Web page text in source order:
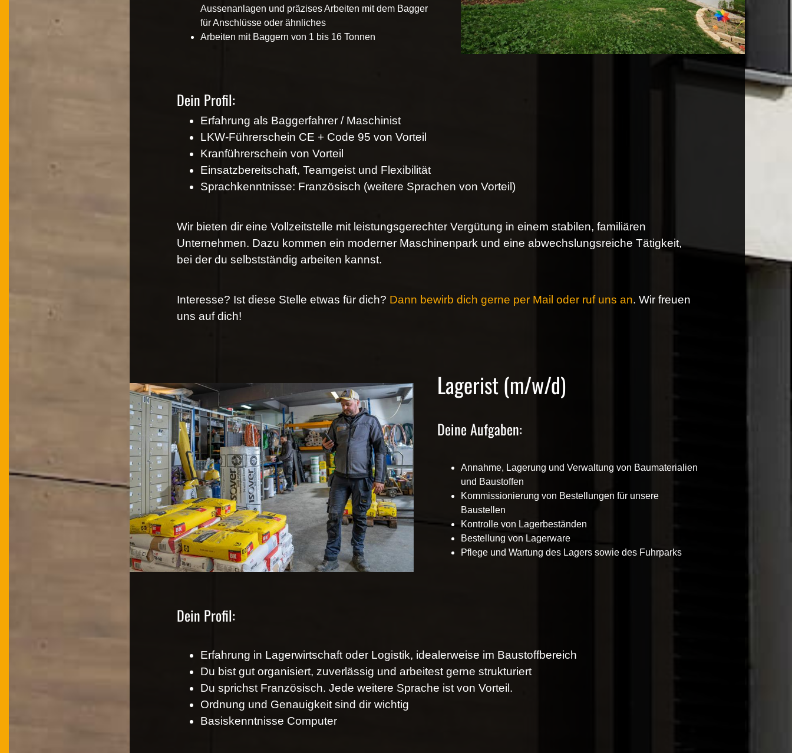
Aussenanlagen und präzises Arbeiten mit dem Bagger
für Anschlüsse oder ähnliches
Arbeiten mit Baggern von 1 bis 16 Tonnen
Dein Profil:
Erfahrung als Baggerfahrer / Maschinist
LKW-Führerschein CE + Code 95 von Vorteil
Kranführerschein von Vorteil
Einsatzbereitschaft, Teamgeist und Flexibilität
Sprachkenntnisse: Französisch (weitere Sprachen von Vorteil)
Wir bieten dir eine Vollzeitstelle mit leistungsgerechter Vergütung in einem stabilen, familiären
Unternehmen. Dazu kommen ein moderner Maschinenpark und eine abwechslungsreiche Tätigkeit,
bei der du selbstständig arbeiten kannst.
Interesse? Ist diese Stelle etwas für dich? Dann bewirb dich gerne per Mail oder ruf uns an. Wir freuen
uns auf dich!
Lagerist (m/w/d)
Deine Aufgaben:
Annahme, Lagerung und Verwaltung von Baumaterialien
und Baustoffen
Kommissionierung von Bestellungen für unsere
Baustellen
Kontrolle von Lagerbeständen
Bestellung von Lagerware
Pflege und Wartung des Lagers sowie des Fuhrparks
Dein Profil:
Erfahrung in Lagerwirtschaft oder Logistik, idealerweise im Baustoffbereich
Du bist gut organisiert, zuverlässig und arbeitest gerne strukturiert
Du sprichst Französisch. Jede weitere Sprache ist von Vorteil.
Ordnung und Genauigkeit sind dir wichtig
Basiskenntnisse Computer